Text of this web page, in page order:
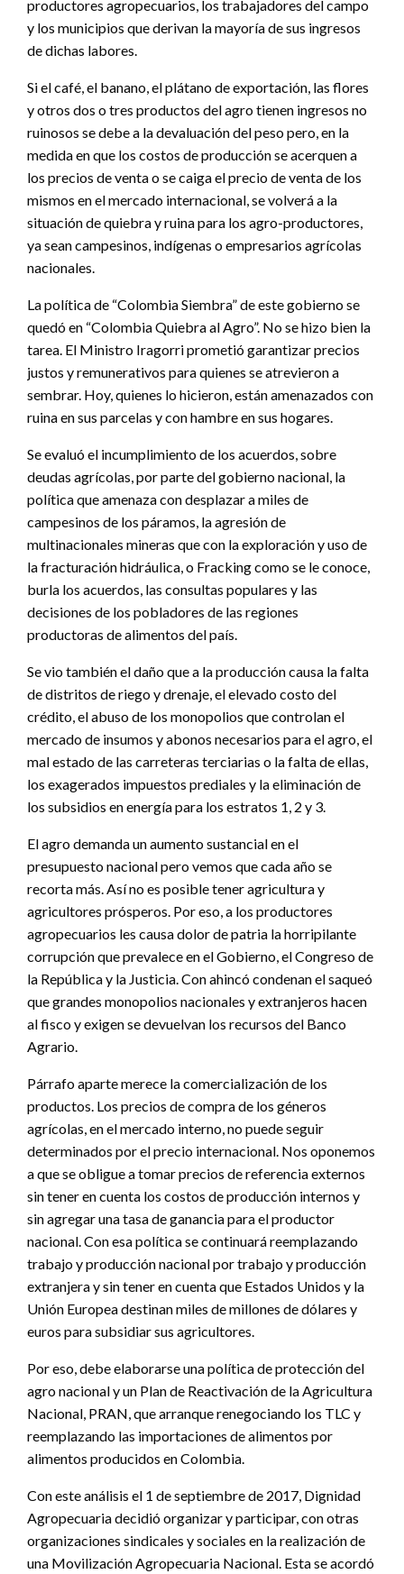
productores agropecuarios, los trabajadores del campo
y los municipios que derivan la mayoría de sus ingresos
de dichas labores.
Si el café, el banano, el plátano de exportación, las flores
y otros dos o tres productos del agro tienen ingresos no
ruinosos se debe a la devaluación del peso pero, en la
medida en que los costos de producción se acerquen a
los precios de venta o se caiga el precio de venta de los
mismos en el mercado internacional, se volverá a la
situación de quiebra y ruina para los agro-productores,
ya sean campesinos, indígenas o empresarios agrícolas
nacionales.
La política de “Colombia Siembra” de este gobierno se
quedó en “Colombia Quiebra al Agro”. No se hizo bien la
tarea. El Ministro Iragorri prometió garantizar precios
justos y remunerativos para quienes se atrevieron a
sembrar. Hoy, quienes lo hicieron, están amenazados con
ruina en sus parcelas y con hambre en sus hogares.
Se evaluó el incumplimiento de los acuerdos, sobre
deudas agrícolas, por parte del gobierno nacional, la
política que amenaza con desplazar a miles de
campesinos de los páramos, la agresión de
multinacionales mineras que con la exploración y uso de
la fracturación hidráulica, o Fracking como se le conoce,
burla los acuerdos, las consultas populares y las
decisiones de los pobladores de las regiones
productoras de alimentos del país.
Se vio también el daño que a la producción causa la falta
de distritos de riego y drenaje, el elevado costo del
crédito, el abuso de los monopolios que controlan el
mercado de insumos y abonos necesarios para el agro, el
mal estado de las carreteras terciarias o la falta de ellas,
los exagerados impuestos prediales y la eliminación de
los subsidios en energía para los estratos 1, 2 y 3.
El agro demanda un aumento sustancial en el
presupuesto nacional pero vemos que cada año se
recorta más. Así no es posible tener agricultura y
agricultores prósperos. Por eso, a los productores
agropecuarios les causa dolor de patria la horripilante
corrupción que prevalece en el Gobierno, el Congreso de
la República y la Justicia. Con ahincó condenan el saqueó
que grandes monopolios nacionales y extranjeros hacen
al fisco y exigen se devuelvan los recursos del Banco
Agrario.
Párrafo aparte merece la comercialización de los
productos. Los precios de compra de los géneros
agrícolas, en el mercado interno, no puede seguir
determinados por el precio internacional. Nos oponemos
a que se obligue a tomar precios de referencia externos
sin tener en cuenta los costos de producción internos y
sin agregar una tasa de ganancia para el productor
nacional. Con esa política se continuará reemplazando
trabajo y producción nacional por trabajo y producción
extranjera y sin tener en cuenta que Estados Unidos y la
Unión Europea destinan miles de millones de dólares y
euros para subsidiar sus agricultores.
Por eso, debe elaborarse una política de protección del
agro nacional y un Plan de Reactivación de la Agricultura
Nacional, PRAN, que arranque renegociando los TLC y
reemplazando las importaciones de alimentos por
alimentos producidos en Colombia.
Con este análisis el 1 de septiembre de 2017, Dignidad
Agropecuaria decidió organizar y participar, con otras
organizaciones sindicales y sociales en la realización de
una Movilización Agropecuaria Nacional. Esta se acordó